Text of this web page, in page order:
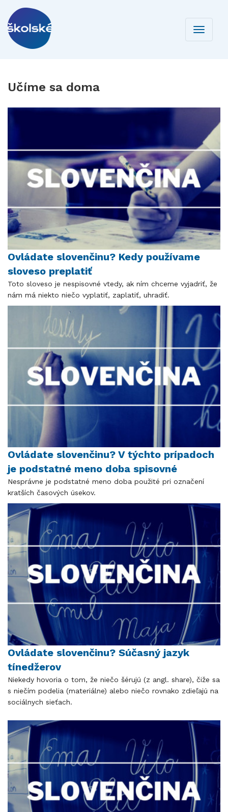
Toggle
Učíme sa doma
Ovládate slovenčinu? Kedy používame
sloveso preplatiť
Toto sloveso je nespisovné vtedy, ak ním chceme vyjadriť, že
nám má niekto niečo vyplatiť, zaplatiť, uhradiť.
Ovládate slovenčinu? V týchto prípadoch
je podstatné meno doba spisovné
Nesprávne je podstatné meno doba použité pri označení
kratších časových úsekov.
Ovládate slovenčinu? Súčasný jazyk
tínedžerov
Niekedy hovoria o tom, že niečo šérujú (z angl. share), čiže sa
s niečím podelia (materiálne) alebo niečo rovnako zdieľajú na
sociálnych sieťach.